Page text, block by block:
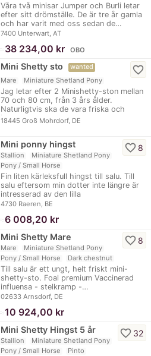
Våra två minisar Jumper och Burli letar
efter sitt drömställe. De är tre år gamla
och har varit med oss sedan de…
7400 Unterwart, AT
38 234,00 kr OBO
Mini Shetty sto
wanted
Mare
Miniature Shetland Pony
Jag letar efter 2 Minishetty-ston mellan
70 och 80 cm, från 3 års ålder.
Naturligtvis ska de vara friska och
inte…
18445 Groß Mohrdorf, DE
favorite_border
Mini ponny hingst
Stallion
Miniature Shetland Pony
Pony / Small Horse
Fin liten kärleksfull hingst till salu. Till
salu eftersom min dotter inte längre är
intresserad av den lilla
4730 Raeren, BE
favorite_border 8
6 008,20 kr
Mini Shetty Mare
Mare
Miniature Shetland Pony
Pony / Small Horse
Dark chestnut
Till salu är ett ungt, helt friskt mini-
shetty-sto. Foal premium Vaccinerad
influensa - stelkramp -…
02633 Arnsdorf, DE
favorite_border 8
10 924,00 kr
Mini Shetty Hingst 5 år
Stallion
Miniature Shetland Pony
Pony / Small Horse
Pinto
favorite_border 32